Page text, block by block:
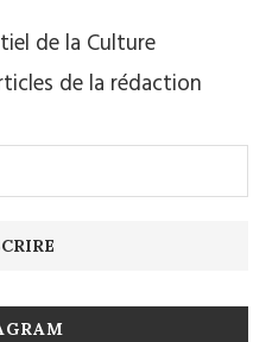
de la Culture
de la rédaction